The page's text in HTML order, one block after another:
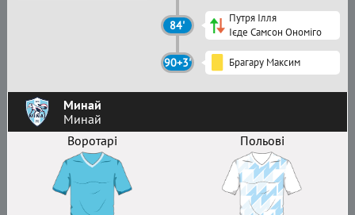
Минай
Минай
Воротарі
Польові
84'
Путря Ілля
Ієде Самсон Ономіго
90+3' Брагару Максим